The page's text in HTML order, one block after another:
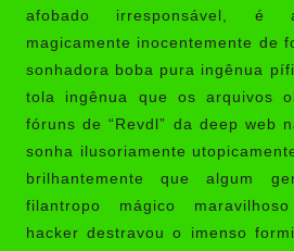
afobado irresponsável, é
magicamente inocentemente de
sonhadora boba pura ingênua
tola ingênua que os arquivos
fóruns de “Revdl” da deep web
sonha ilusoriamente
brilhantemente que algum
filantropo mágico
hacker destravou o imenso